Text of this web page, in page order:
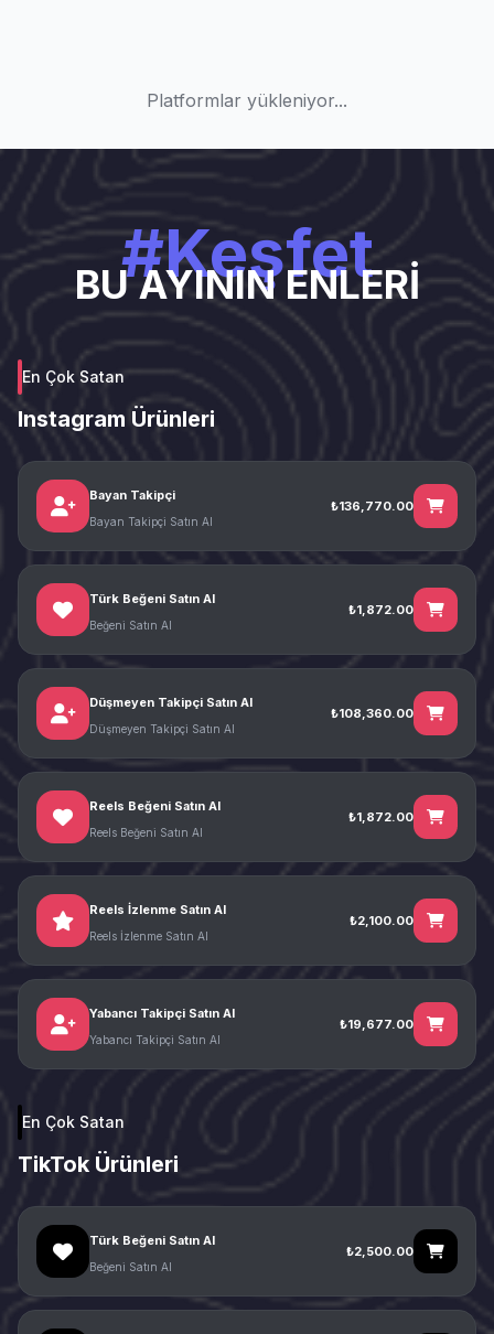
Platformlar yükleniyor...
#Keşfet
BU AYININ ENLERİ
En Çok Satan
Instagram Ürünleri
Bayan Takipçi
Bayan Takipçi Satın Al
₺136,770.00
Türk Beğeni Satın Al
Beğeni Satın Al
₺1,872.00
Düşmeyen Takipçi Satın Al
Düşmeyen Takipçi Satın Al
₺108,360.00
Reels Beğeni Satın Al
Reels Beğeni Satın Al
₺1,872.00
Reels İzlenme Satın Al
Reels İzlenme Satın Al
₺2,100.00
Yabancı Takipçi Satın Al
Yabancı Takipçi Satın Al
₺19,677.00
En Çok Satan
TikTok Ürünleri
Türk Beğeni Satın Al
Beğeni Satın Al
₺2,500.00